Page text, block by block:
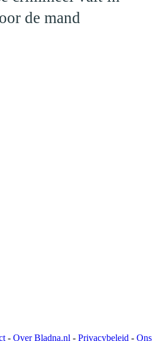
de mand
- Over Bladna.nl - Privacybeleid - Ons